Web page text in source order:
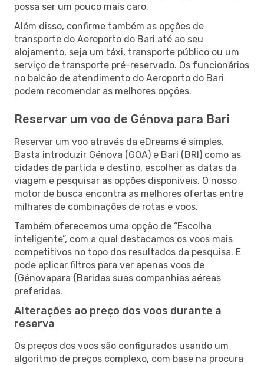
possa ser um pouco mais caro.
Além disso, confirme também as opções de
transporte do Aeroporto do Bari até ao seu
alojamento, seja um táxi, transporte público ou um
serviço de transporte pré-reservado. Os funcionários
no balcão de atendimento do Aeroporto do Bari
podem recomendar as melhores opções.
Reservar um voo de Génova para Bari
Reservar um voo através da eDreams é simples.
Basta introduzir Génova (GOA) e Bari (BRI) como as
cidades de partida e destino, escolher as datas da
viagem e pesquisar as opções disponíveis. O nosso
motor de busca encontra as melhores ofertas entre
milhares de combinações de rotas e voos.
Também oferecemos uma opção de “Escolha
inteligente”, com a qual destacamos os voos mais
competitivos no topo dos resultados da pesquisa. E
pode aplicar filtros para ver apenas voos de
{Génovapara {Baridas suas companhias aéreas
preferidas.
Alterações ao preço dos voos durante a
reserva
Os preços dos voos são configurados usando um
algoritmo de preços complexo, com base na procura